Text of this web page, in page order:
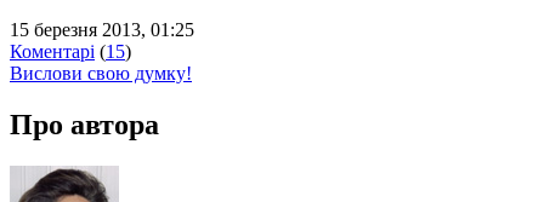
15 березня 2013, 01:25
Коментарі (15)
Вислови свою думку!
Про автора